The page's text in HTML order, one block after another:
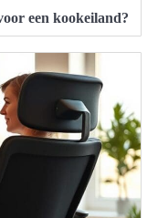
een kookeiland?